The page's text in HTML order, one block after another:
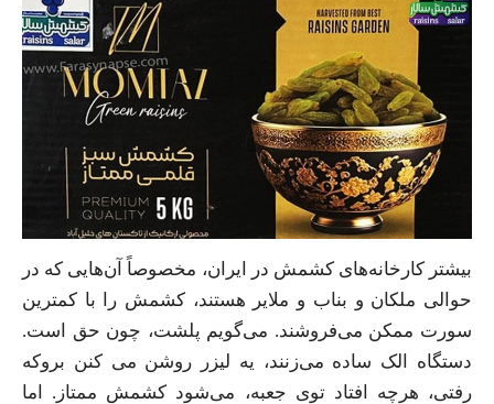
بیشتر کارخانه‌های کشمش در ایران، مخصوصاً آن‌هایی که در
حوالی ملکان و بناب و‌ ملایر هستند، کشمش را با کمترین
سورت ممکن می‌فروشند. می‌گویم پلشت، چون حق است.
دستگاه الک ساده می‌زنند، یه لیزر روشن می کنن برو‌که
رفتی، هرچه افتاد توی جعبه، می‌شود کشمش ممتاز. اما